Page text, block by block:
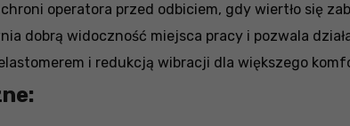
operatora przed odbiciem, gdy wiertło się
dobrą widoczność miejsca pracy i pozwala
i redukcją wibracji dla większego